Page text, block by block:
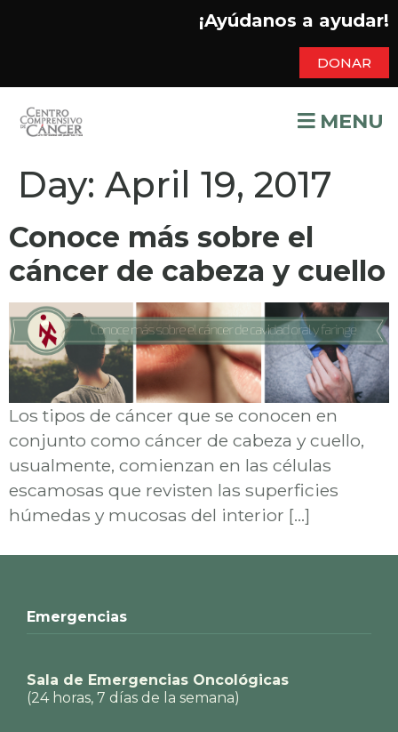
¡Ayúdanos a ayudar!
DONAR
MENU
Day: April 19, 2017
Conoce más sobre el
cáncer de cabeza y cuello
Los tipos de cáncer que se conocen en
conjunto como cáncer de cabeza y cuello,
usualmente, comienzan en las células
escamosas que revisten las superficies
húmedas y mucosas del interior […]
Emergencias
Sala de Emergencias Oncológicas
(24 horas, 7 días de la semana)